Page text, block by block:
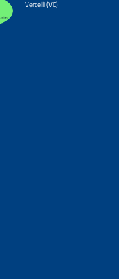
Vercelli (VC)